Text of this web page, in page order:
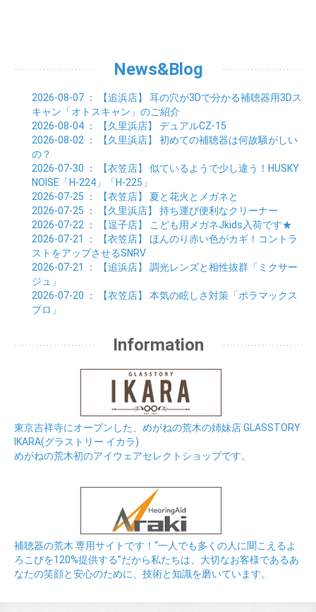
01月 (8)
02月 (6)
01月 (6)
05月 (6)
03月 (7)
02月 (8)
01月 (8)
06月 (4)
News&Blog
2026-08-07 ： 【追浜店】 耳の穴が3Dで分かる補聴器用3Dス
キャン「オトスキャン」のご紹介
2026-08-04 ： 【久里浜店】 デュアルCZ-15
2026-08-02 ： 【久里浜店】 初めての補聴器は何故騒がしい
の？
2026-07-30 ： 【衣笠店】 似ているようで少し違う！HUSKY
NOISE「H-224」「H-225」
2026-07-25 ： 【衣笠店】 夏と花火とメガネと
2026-07-25 ： 【久里浜店】 持ち運び便利なクリーナー
2026-07-22 ： 【逗子店】 こども用メガネJkids入荷です★
2026-07-21
： 【衣笠店】 ほんのり赤い色がカギ！コントラ
ストをアップさせるSNRV
2026-07-21
： 【追浜店】 調光レンズと相性抜群「ミクサー
ジュ」
2026-07-20 ： 【衣笠店】 本気の眩しさ対策「ポラマックス
プロ」
Information
東京吉祥寺にオープンした、めがねの荒木の姉妹店 GLASSTORY
IKARA(グラストリー イカラ)
めがねの荒木初のアイウェアセレクトショップです。
補聴器の荒木 専用サイトです！“一人でも多くの人に聞こえるよ
ろこびを120%提供する”だから私たちは、大切なお客様であるあ
なたの笑顔と安心のために、技術と知識を磨いています。